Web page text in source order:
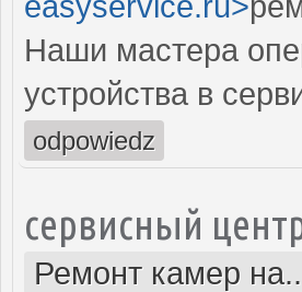
Наши мастера
устройства в
odpowiedz
сервисный
Ремонт камер